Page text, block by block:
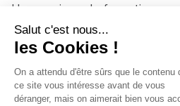
Un organisme de formation
Un conseiller